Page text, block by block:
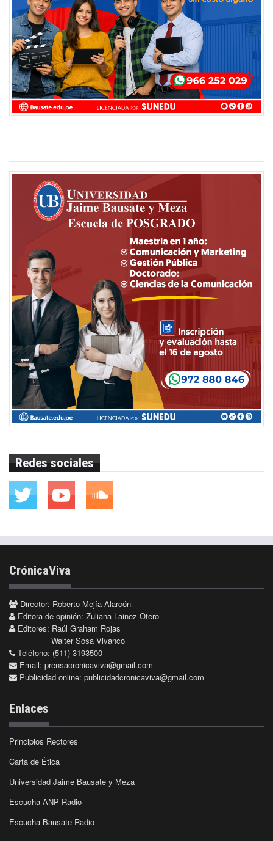
Redes sociales
CrónicaViva
Director: Roberto Mejía Alarcón
Editora de opinión: Zuliana Lainez Otero
Editores: Raúl Graham Rojas
Walter Sosa Vivanco
Teléfono: (511) 3193500
Email: prensacronicaviva@gmail.com
Publicidad online: publicidadcronicaviva@gmail.com
Enlaces
Principios Rectores
Carta de Ética
Universidad Jaime Bausate y Meza
Escucha ANP Radio
Escucha Bausate Radio